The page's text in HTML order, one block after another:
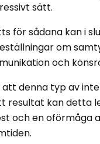
sätt.
för sådana kan i
om
och
att denna typ av
resultat kan detta
och en oförmåga